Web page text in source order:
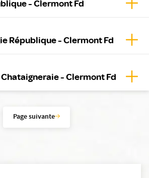
- Clermont Fd
République - Clermont Fd
- Clermont Fd
Page suivante